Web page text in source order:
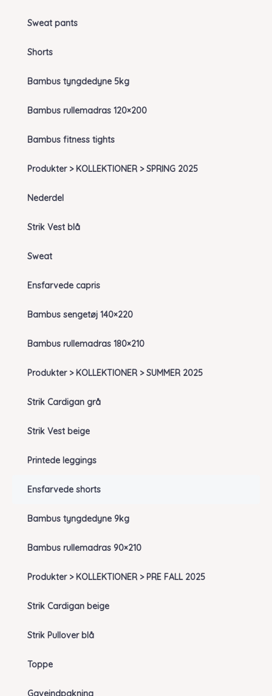
Sweat pants
Shorts
Bambus tyngdedyne 5kg
Bambus rullemadras 120×200
Bambus fitness tights
Produkter > KOLLEKTIONER > SPRING 2025
Nederdel
Strik Vest blå
Sweat
Ensfarvede capris
Bambus sengetøj 140×220
Bambus rullemadras 180×210
Produkter > KOLLEKTIONER > SUMMER 2025
Strik Cardigan grå
Strik Vest beige
Printede leggings
Ensfarvede shorts
Bambus tyngdedyne 9kg
Bambus rullemadras 90×210
Produkter > KOLLEKTIONER > PRE FALL 2025
Strik Cardigan beige
Strik Pullover blå
Toppe
Gaveindpakning